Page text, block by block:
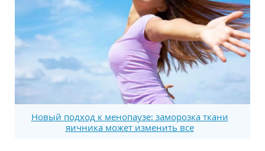
Новый подход к менопаузе: заморозка ткани
яичника может изменить все